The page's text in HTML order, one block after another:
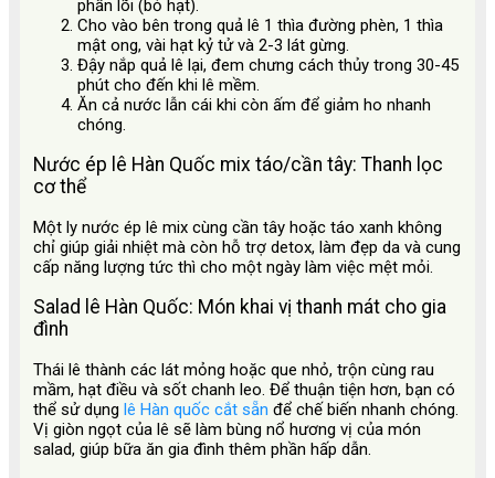
phần lõi (bỏ hạt).
Cho vào bên trong quả lê 1 thìa đường phèn, 1 thìa
mật ong, vài hạt kỷ tử và 2-3 lát gừng.
Đậy nắp quả lê lại, đem chưng cách thủy trong 30-45
phút cho đến khi lê mềm.
Ăn cả nước lẫn cái khi còn ấm để giảm ho nhanh
chóng.
Nước ép lê Hàn Quốc mix táo/cần tây: Thanh lọc
cơ thể
Một ly nước ép lê mix cùng cần tây hoặc táo xanh không
chỉ giúp giải nhiệt mà còn hỗ trợ detox, làm đẹp da và cung
cấp năng lượng tức thì cho một ngày làm việc mệt mỏi.
Salad lê Hàn Quốc: Món khai vị thanh mát cho gia
đình
Thái lê thành các lát mỏng hoặc que nhỏ, trộn cùng rau
mầm, hạt điều và sốt chanh leo. Để thuận tiện hơn, bạn có
thể sử dụng lê Hàn quốc cắt sẵn để chế biến nhanh chóng.
Vị giòn ngọt của lê sẽ làm bùng nổ hương vị của món
salad, giúp bữa ăn gia đình thêm phần hấp dẫn.